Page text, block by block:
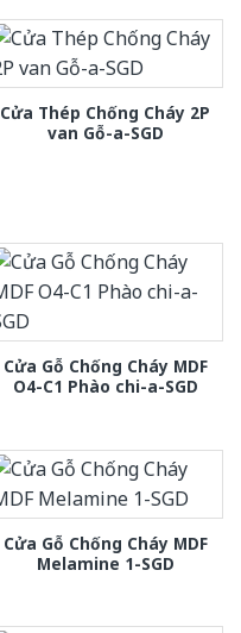
Cửa Thép Chống Cháy 2P
van Gỗ-a-SGD
Cửa Gỗ Chống Cháy MDF
O4-C1 Phào chi-a-SGD
Cửa Gỗ Chống Cháy MDF
Melamine 1-SGD